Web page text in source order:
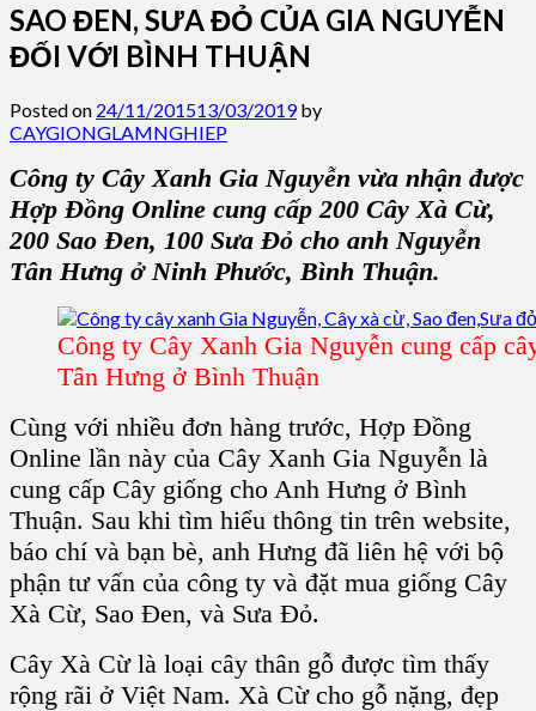
SAO ĐEN, SƯA ĐỎ CỦA GIA NGUYỄN
ĐỐI VỚI BÌNH THUẬN
Posted on 24/11/201513/03/2019by
CAYGIONGLAMNGHIEP
Công ty Cây Xanh Gia Nguyễn vừa nhận được
Hợp Đồng Online cung cấp 200 Cây Xà Cừ,
200 Sao Đen, 100 Sưa Đỏ cho anh Nguyễn
Tân Hưng ở Ninh Phước, Bình Thuận.
Công ty Cây Xanh Gia Nguyễn cung cấp
Tân Hưng ở Bình Thuận
Cùng với nhiều đơn hàng trước, Hợp Đồng
Online lần này của Cây Xanh Gia Nguyễn là
cung cấp Cây giống cho Anh Hưng ở Bình
Thuận. Sau khi tìm hiểu thông tin trên website,
báo chí và bạn bè, anh Hưng đã liên hệ với bộ
phận tư vấn của công ty và đặt mua giống Cây
Xà Cừ, Sao Đen, và Sưa Đỏ.
Cây Xà Cừlà loại cây thân gỗ được tìm thấy
rộng rãi ở Việt Nam. Xà Cừcho gỗ nặng, đẹp